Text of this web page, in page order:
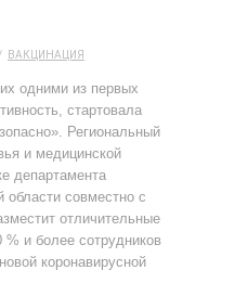
ВАКЦИНАЦИЯ
одними из первых
стартовала
Региональный
и медицинской
департамента
области совместно с
отличительные
% и более сотрудников
коронавирусной